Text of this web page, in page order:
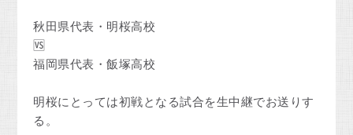
秋田県代表・明桜高校
🆚
福岡県代表・飯塚高校
明桜にとっては初戦となる試合を生中継でお送りす
る。